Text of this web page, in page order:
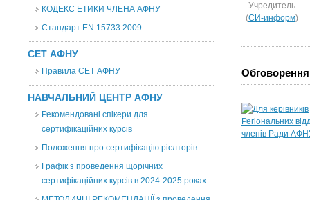
КОДЕКС ЕТИКИ ЧЛЕНА АФНУ
Стандарт EN 15733:2009
СЕТ АФНУ
Правила СЕТ АФНУ
НАВЧАЛЬНИЙ ЦЕНТР АФНУ
Рекомендовані спікери для
сертифікаційних курсів
Положення про сертифікацію рієлторів
Графік з проведення щорічних
сертифікаційних курсів в 2024-2025 роках
Учредитель
(СИ-информ)
Обговорення